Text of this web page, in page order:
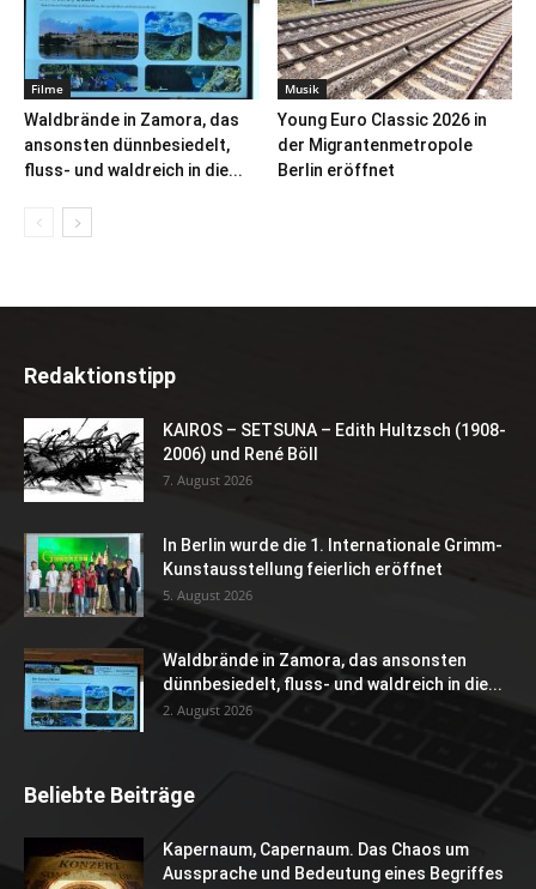
Filme
Waldbrände in Zamora, das
ansonsten dünnbesiedelt,
fluss- und waldreich in die...
Musik
Young Euro Classic 2026 in
der Migrantenmetropole
Berlin eröffnet
Redaktionstipp
KAIROS – SETSUNA – Edith Hultzsch (1908-
2006) und René Böll
7. August 2026
In Berlin wurde die 1. Internationale Grimm-
Kunstausstellung feierlich eröffnet
5. August 2026
Waldbrände in Zamora, das ansonsten
dünnbesiedelt, fluss- und waldreich in die...
2. August 2026
Beliebte Beiträge
Kapernaum, Capernaum. Das Chaos um
Aussprache und Bedeutung eines Begriffes